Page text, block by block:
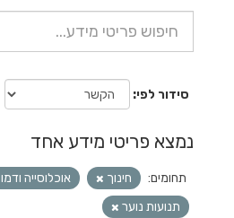
סידור לפי
נמצא פריטי מידע אחד
תחומים: חינוך אוכלוסייה
תנועות נוער